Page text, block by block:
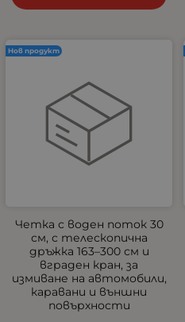
Четка с воден поток 30
см, с телескопична
дръжка 163–300 см и
вграден кран, за
измиване на автомобили,
каравани и външни
повърхности
Нов продукт